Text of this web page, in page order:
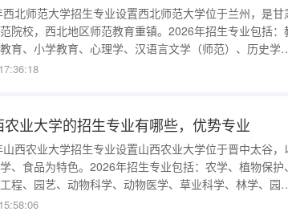
北师范大学招生专业设置西北师范大学位于兰州，是甘
院校，西北地区师范教育重镇。2026年招生专业包括：
育、小学教育、心理学、汉语言文学（师范）、历史学
想政治教育（师范）、英语（师范）、数学与应用数学
金融学、
业大学的招生专业有哪些，优势专业
西农业大学招生专业设置山西农业大学位于晋中太谷，
、食品为特色。2026年招生专业包括：农学、植物保护
程、园艺、动物科学、动物医学、草业科学、林学、园
与工程、生物工程、农业机械化及其自动化、计算机科